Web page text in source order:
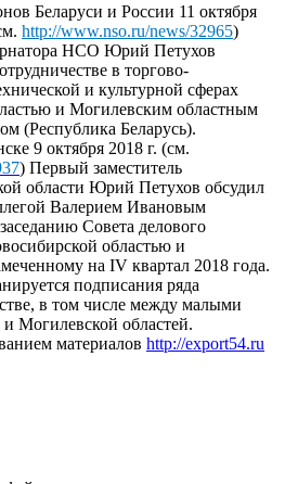
Беларуси и России 11 октября
http://www.nso.ru/news/32965)
НСО Юрий Петухов
в торгово-
и культурной сферах
и Могилевским областным
(Республика Беларусь).
9 октября 2018 г. (см.
) Первый заместитель
области Юрий Петухов обсудил
Валерием Ивановым
Совета делового
областью и
на IV квартал 2018 года.
подписания ряда
в том числе между малыми
Могилевской областей.
материалов http://export54.ru